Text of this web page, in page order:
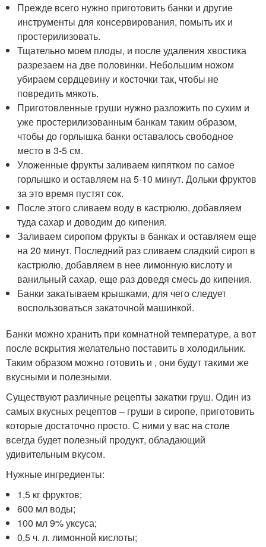
Прежде всего нужно приготовить банки и другие
инструменты для консервирования, помыть их и
простерилизовать.
Тщательно моем плоды, и после удаления хвостика
разрезаем на две половинки. Небольшим ножом
убираем сердцевину и косточки так, чтобы не
повредить мякоть.
Приготовленные груши нужно разложить по сухим и
уже простерилизованным банкам таким образом,
чтобы до горлышка банки оставалось свободное
место в 3-5 см.
Уложенные фрукты заливаем кипятком по самое
горлышко и оставляем на 5-10 минут. Дольки фруктов
за это время пустят сок.
После этого сливаем воду в кастрюлю, добавляем
туда сахар и доводим до кипения.
Заливаем сиропом фрукты в банках и оставляем еще
на 20 минут. Последний раз сливаем сладкий сироп в
кастрюлю, добавляем в нее лимонную кислоту и
ванильный сахар, еще раз доведя смесь до кипения.
Банки закатываем крышками, для чего следует
воспользоваться закаточной машинкой.
Банки можно хранить при комнатной температуре, а вот
после вскрытия желательно поставить в холодильник.
Таким образом можно готовить и , они будут такими же
вкусными и полезными.
Существуют различные рецепты закатки груш. Один из
самых вкусных рецептов – груши в сиропе, приготовить
которые достаточно просто. С ними у вас на столе
всегда будет полезный продукт, обладающий
удивительным вкусом.
Нужные ингредиенты:
1,5 кг фруктов;
600 мл воды;
100 мл 9% уксуса;
0,5 ч. л. лимонной кислоты;